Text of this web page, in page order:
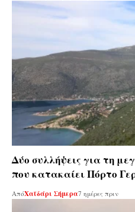
Δύο συλλήψεις για τη
που κατακαίει Πόρτο
ΑπόΧαϊδάρι Σήμερα7 ημέρες πριν